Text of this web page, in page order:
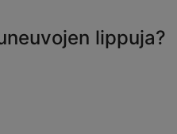
lippuja?